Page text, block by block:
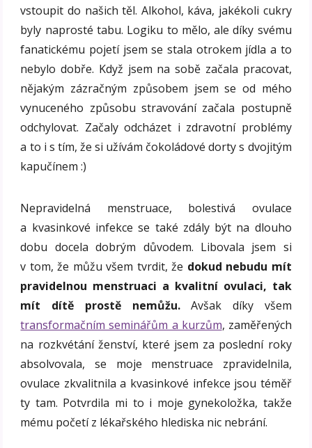
vstoupit do našich těl. Alkohol, káva, jakékoli cukry
byly naprosté tabu. Logiku to mělo, ale díky svému
fanatickému pojetí jsem se stala otrokem jídla a to
nebylo dobře. Když jsem na sobě začala pracovat,
nějakým zázračným způsobem jsem se od mého
vynuceného způsobu stravování začala postupně
odchylovat. Začaly odcházet i zdravotní problémy
a to i s tím, že si užívám čokoládové dorty s dvojitým
kapučínem :)
Nepravidelná menstruace, bolestivá ovulace
a kvasinkové infekce se také zdály být na dlouho
dobu docela dobrým důvodem. Libovala jsem si
v tom, že můžu všem tvrdit, že dokud nebudu mít
pravidelnou menstruaci a kvalitní ovulaci, tak
mít dítě prostě nemůžu.Avšak díky všem
transformačním seminářům a kurzům, zaměřených
na rozkvétání ženství, které jsem za poslední roky
absolvovala, se moje menstruace zpravidelnila,
ovulace zkvalitnila a kvasinkové infekce jsou téměř
ty tam. Potvrdila mi to i moje gynekoložka, takže
mému početí z lékařského hlediska nic nebrání.